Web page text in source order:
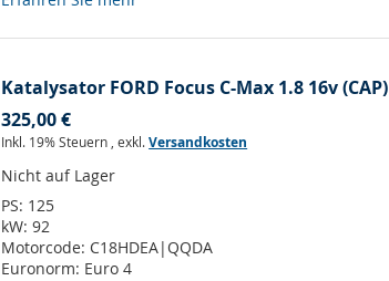
Katalysator FORD Focus C-Max 1.8 16v (CAP)
325,00 €
Inkl. 19% Steuern ,exkl.Versandkosten
Nicht auf Lager
PS: 125
kW:92
Motorcode: C18HDEA|QQDA
Euronorm: Euro 4